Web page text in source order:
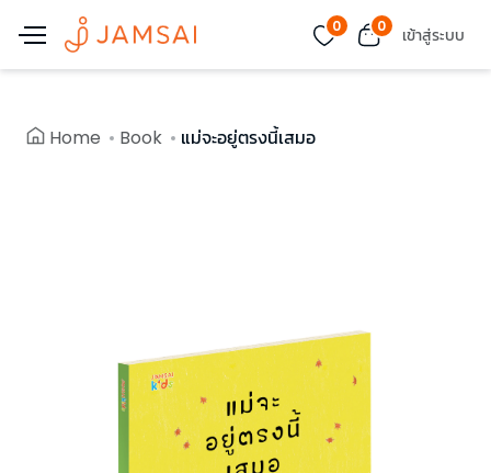
0 0 เข้าสู่ระบบ
Home Book แม่จะอยู่ตรงนี้เสมอ